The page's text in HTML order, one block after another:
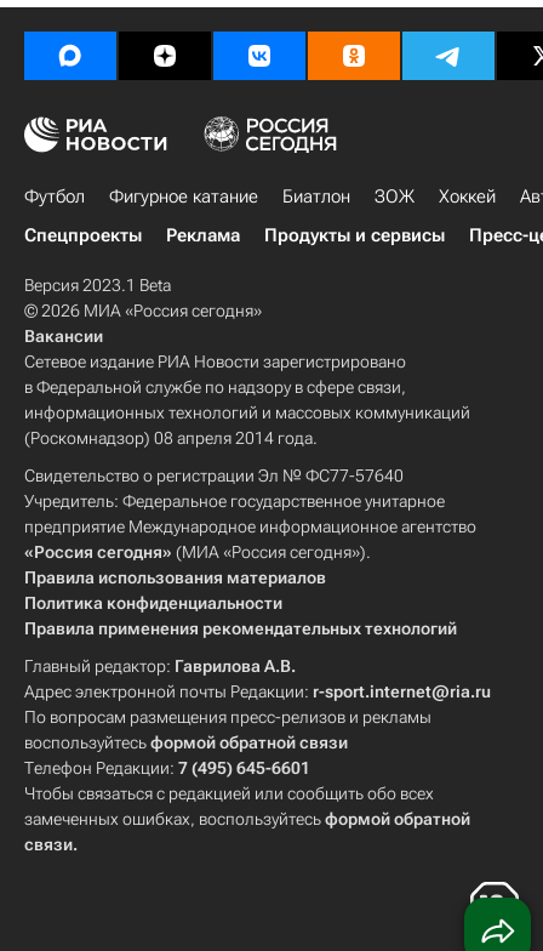
Футбол Фигурное катание Биатлон ЗОЖ Хоккей
Спецпроекты
Реклама Продукты и сервисы Пресс-
Версия 2023.1 Beta
© 2026 МИА «Россия сегодня»
Вакансии
Сетевое издание РИА Новости зарегистрировано
в Федеральной службе по надзору в сфере связи,
информационных технологий и массовых коммуникаций
(Роскомнадзор) 08 апреля 2014 года.
Свидетельство о регистрации Эл № ФС77-57640
Учредитель: Федеральное государственное унитарное
предприятие Международное информационное агентство
«Россия сегодня» (МИА «Россия сегодня»).
Правила использования материалов
Политика конфиденциальности
Правила применения рекомендательных технологий
Главный редактор: Гаврилова А.В.
Адрес электронной почты Редакции: r-sport.internet@ria.ru
По вопросам размещения пресс-релизов и рекламы
воспользуйтесьформой обратной связи
Телефон Редакции: 7 (495) 645-6601
Чтобы связаться с редакцией или сообщить обо всех
замеченных ошибках, воспользуйтесьформой обратной
связи.